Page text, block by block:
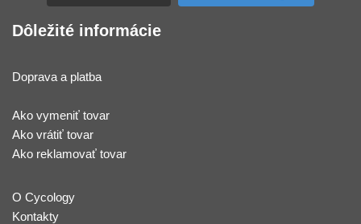
Dôležité informácie
Doprava a platba
Ako vymeniť tovar
Ako vrátiť tovar
Ako reklamovať tovar
O Cycology
Kontakty